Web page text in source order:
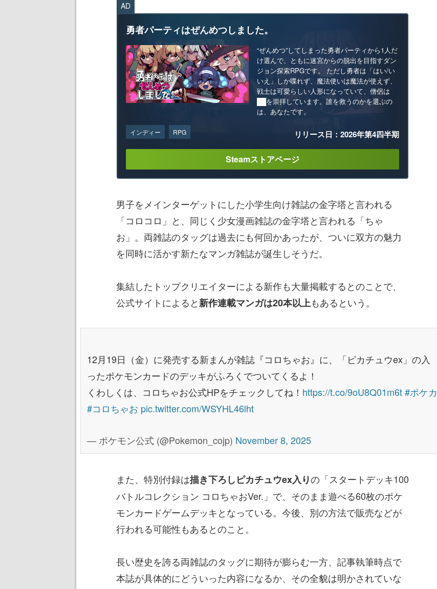
AD
勇者パーティはぜんめつしました。
“ぜんめつ”してしまった勇者パーティから1人だ
け選んで、ともに迷宮からの脱出を目指すダン
ジョン探索RPGです。 ただし勇者は「はい/い
いえ」しか喋れず、魔法使いは魔法が使えず、
戦士は可愛らしい人形になっていて、僧侶は
██を崇拝しています。誰を救うのかを選ぶの
は、あなたです。
インディー RPG リリース日：2026年第4四半期
Steamストアページ
男子をメインターゲットにした小学生向け雑誌の金字塔と言われる
「コロコロ」と、同じく少女漫画雑誌の金字塔と言われる「ちゃ
お」。両雑誌のタッグは過去にも何回かあったが、ついに双方の魅力
を同時に活かす新たなマンガ雑誌が誕生しそうだ。
集結したトップクリエイターによる新作も大量掲載するとのことで、
公式サイトによると新作連載マンガは20本以上もあるという。
12月19日（金）に発売する新まんが雑誌『コロちゃお』に、「ピカチュウex」の入
ったポケモンカードのデッキがふろくでついてくるよ！
くわしくは、コロちゃお公式HPをチェックしてね！ https://t.co/9oU8Q01m6t#ポケカ
#コロちゃお pic.twitter.com/WSYHL46lht
— ポケモン公式 (@Pokemon_cojp) November 8, 2025
また、特別付録は描き下ろしピカチュウex入りの「スタートデッキ100
バトルコレクション コロちゃおVer.」で、そのまま遊べる60枚のポケ
モンカードゲームデッキとなっている。今後、別の方法で販売などが
行われる可能性もあるとのこと。
長い歴史を誇る両雑誌のタッグに期待が膨らむ一方、記事執筆時点で
本誌が具体的にどういった内容になるか、その全貌は明かされていな